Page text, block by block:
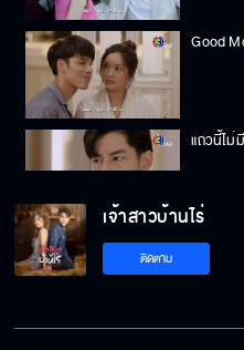
Good
แถวนี้ไม่
จากนี้ไป
เจ้าสาวบ้านไร่
ติดตาม